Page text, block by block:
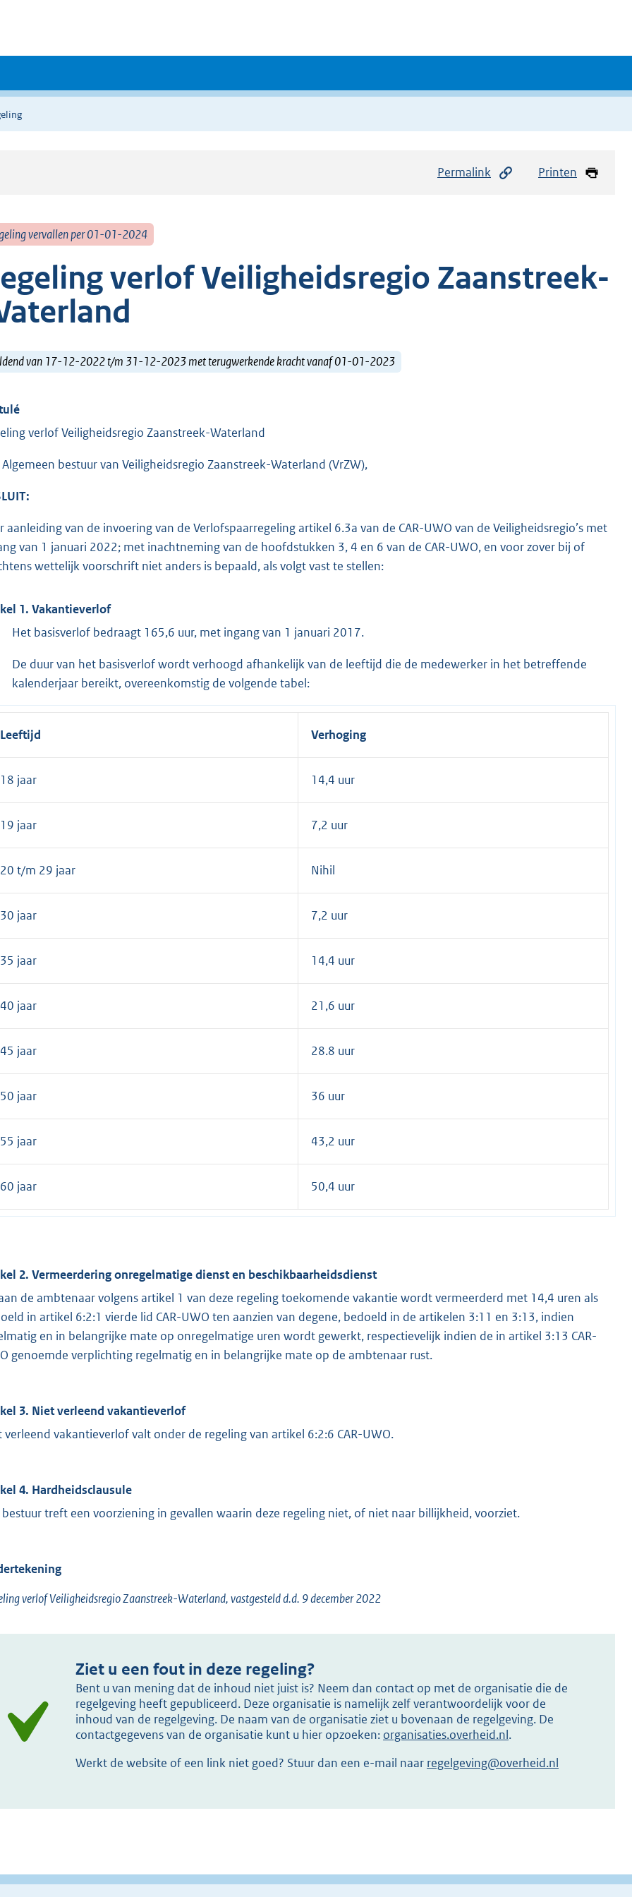
Permalink Printen
vervallen per 01-01-2024
verlof Veiligheidsregio Zaanstreek-
van 17-12-2022 t/m 31-12-2023 met terugwerkende kracht vanaf 01-01-2023
verlof Veiligheidsregio Zaanstreek-Waterland
bestuur van Veiligheidsregio Zaanstreek-Waterland (VrZW),
aanleiding van de invoering van de Verlofspaarregeling artikel 6.3a van de CAR-UWO van de Veiligheidsregio’s met
van 1 januari 2022; met inachtneming van de hoofdstukken 3, 4 en 6 van de CAR-UWO, en voor zover bij of
wettelijk voorschrift niet anders is bepaald, als volgt vast te stellen:
1. Vakantieverlof
Het basisverlof bedraagt 165,6 uur, met ingang van 1 januari 2017.
De duur van het basisverlof wordt verhoogd afhankelijk van de leeftijd die de medewerker in het betreffende
kalenderjaar bereikt, overeenkomstig de volgende tabel:
Leeftijd Verhoging
18 jaar 14,4 uur
19 jaar 7,2 uur
20 t/m 29 jaar Nihil
30 jaar 7,2 uur
35 jaar 14,4 uur
40 jaar 21,6 uur
45 jaar 28.8 uur
50 jaar 36 uur
55 jaar 43,2 uur
60 jaar 50,4 uur
2. Vermeerdering onregelmatige dienst en beschikbaarheidsdienst
de ambtenaar volgens artikel 1 van deze regeling toekomende vakantie wordt vermeerderd met 14,4 uren als
in artikel 6:2:1 vierde lid CAR-UWO ten aanzien van degene, bedoeld in de artikelen 3:11 en 3:13, indien
en in belangrijke mate op onregelmatige uren wordt gewerkt, respectievelijk indien de in artikel 3:13 CAR-
genoemde verplichting regelmatig en in belangrijke mate op de ambtenaar rust.
3. Niet verleend vakantieverlof
verleend vakantieverlof valt onder de regeling van artikel 6:2:6 CAR-UWO.
4. Hardheidsclausule
treft een voorziening in gevallen waarin deze regeling niet, of niet naar billijkheid, voorziet.
verlof Veiligheidsregio Zaanstreek-Waterland, vastgesteld d.d. 9 december 2022
Ziet u een fout in deze regeling?
Bent u van mening dat de inhoud niet juist is? Neem dan contact op met de organisatie die de
regelgeving heeft gepubliceerd. Deze organisatie is namelijk zelf verantwoordelijk voor de
inhoud van de regelgeving. De naam van de organisatie ziet u bovenaan de regelgeving. De
contactgegevens van de organisatie kunt u hier opzoeken: organisaties.overheid.nl.
Werkt de website of een link niet goed? Stuur dan een e-mail naar regelgeving@overheid.nl